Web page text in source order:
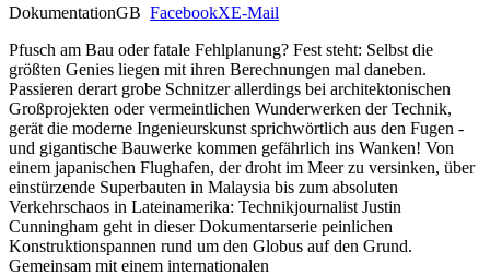
DokumentationGB FacebookXE-Mail
Pfusch am Bau oder fatale Fehlplanung? Fest steht: Selbst die
größten Genies liegen mit ihren Berechnungen mal daneben.
Passieren derart grobe Schnitzer allerdings bei architektonischen
Großprojekten oder vermeintlichen Wunderwerken der Technik,
gerät die moderne Ingenieurskunst sprichwörtlich aus den Fugen -
und gigantische Bauwerke kommen gefährlich ins Wanken! Von
einem japanischen Flughafen, der droht im Meer zu versinken, über
einstürzende Superbauten in Malaysia bis zum absoluten
Verkehrschaos in Lateinamerika: Technikjournalist Justin
Cunningham geht in dieser Dokumentarserie peinlichen
Konstruktionspannen rund um den Globus auf den Grund.
Gemeinsam mit einem internationalen